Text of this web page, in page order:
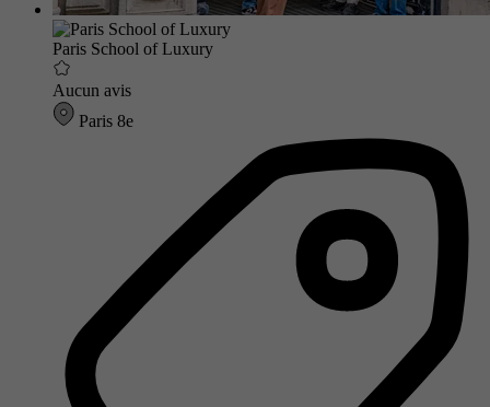
Paris School of Luxury
Aucun avis
Paris 8e